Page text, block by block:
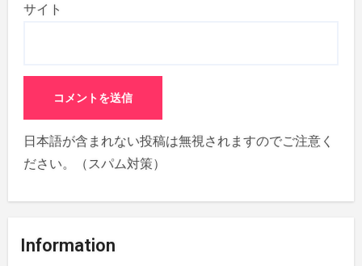
サイト
日本語が含まれない投稿は無視されますのでご注意く
ださい。（スパム対策）
Information